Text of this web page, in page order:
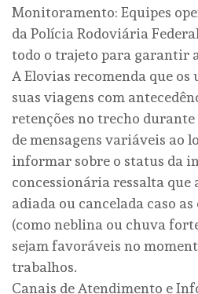
Monitoramento: Equipes
da Polícia Rodoviária
todo o trajeto para garantir
A Elovias recomenda que
suas viagens com
retenções no trecho
de mensagens variáveis ao
informar sobre o status da
concessionária ressalta que
adiada ou cancelada caso
(como neblina ou chuva
sejam favoráveis no
trabalhos.
Canais de Atendimento e